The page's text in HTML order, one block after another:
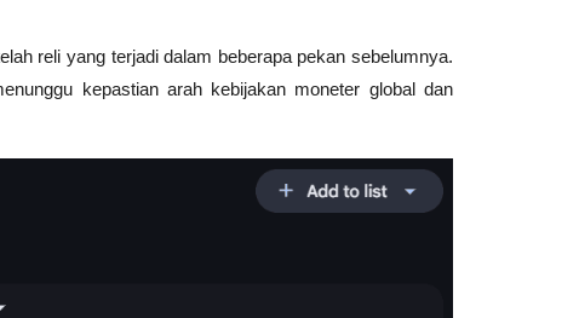
reli yang terjadi dalam beberapa pekan sebelumnya.
kepastian arah kebijakan moneter global dan